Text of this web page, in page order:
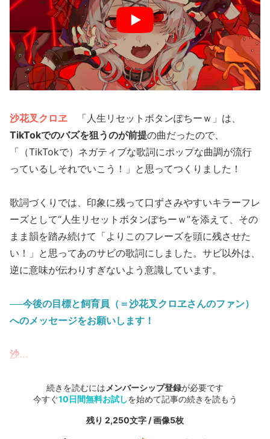
沙花叉クロヱ 「人生リセットボタンぽちーｗ」は、
TikTokでのバズを狙うのが前提の曲だったので、
「（TikTokで）ネガティブな歌詞にポップな曲調が流行
っているしそれでいこう！」と思ってつくりました！
歌詞づくりでは、印象に残って口ずさみやすいキラーフレ
ーズとして“人生リセットボタンぽちーｗ”を添えて、その
まま韻を踏み続けて「よりこのフレーズを頭に残させた
い！」と思ってあのサビの歌詞にしました。サビ以外は、
逆に意味が伝わりすぎないよう意識しています。
──今後の目標と飼育員（＝沙花叉クロヱさんのファン）
へのメッセージをお願いします！
沙...
続きを読むには メンバーシップ登録が必要です
今すぐ10日間無料お試しを始めて記事の続きを読もう
残り 2,250文字 / 画像5枚